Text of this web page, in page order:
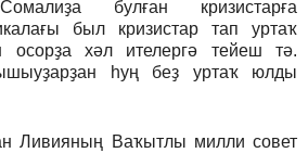
булған кризистарға
был кризистар
тап уртаҡ
осорҙа хәл ителергә тейеш тә.
һуң беҙ уртаҡ юлды
Ливияның Ваҡытлы милли совет